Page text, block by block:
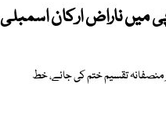
میں ناراض ارکان اسمبلی
منصفانہ تقسیم ختم کی جائے، خط